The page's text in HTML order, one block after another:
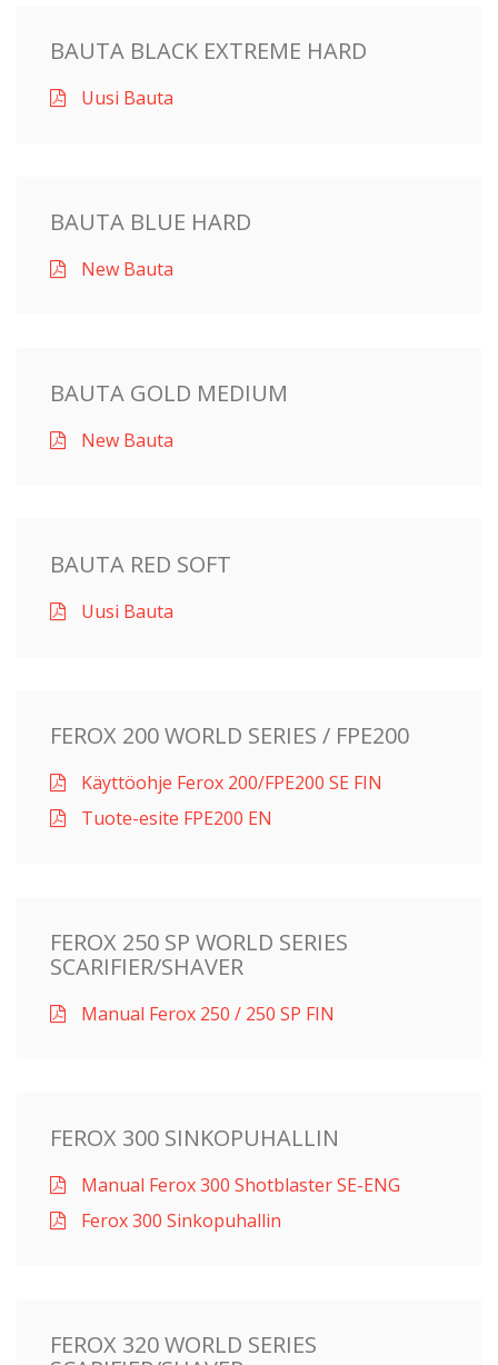
BAUTA BLACK EXTREME HARD
Uusi Bauta
BAUTA BLUE HARD
New Bauta
BAUTA GOLD MEDIUM
New Bauta
BAUTA RED SOFT
Uusi Bauta
FEROX 200 WORLD SERIES / FPE200
Käyttöohje Ferox 200/FPE200 SE FIN
Tuote-esite FPE200 EN
FEROX 250 SP WORLD SERIES
SCARIFIER/SHAVER
Manual Ferox 250 / 250 SP FIN
FEROX 300 SINKOPUHALLIN
Manual Ferox 300 Shotblaster SE-ENG
Ferox 300 Sinkopuhallin
FEROX 320 WORLD SERIES